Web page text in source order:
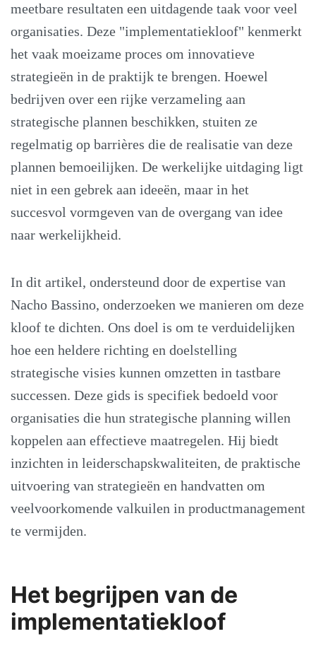
meetbare resultaten een uitdagende taak voor veel
organisaties. Deze "implementatiekloof" kenmerkt
het vaak moeizame proces om innovatieve
strategieën in de praktijk te brengen. Hoewel
bedrijven over een rijke verzameling aan
strategische plannen beschikken, stuiten ze
regelmatig op barrières die de realisatie van deze
plannen bemoeilijken. De werkelijke uitdaging ligt
niet in een gebrek aan ideeën, maar in het
succesvol vormgeven van de overgang van idee
naar werkelijkheid.
In dit artikel, ondersteund door de expertise van
Nacho Bassino, onderzoeken we manieren om deze
kloof te dichten. Ons doel is om te verduidelijken
hoe een heldere richting en doelstelling
strategische visies kunnen omzetten in tastbare
successen. Deze gids is specifiek bedoeld voor
organisaties die hun strategische planning willen
koppelen aan effectieve maatregelen. Hij biedt
inzichten in leiderschapskwaliteiten, de praktische
uitvoering van strategieën en handvatten om
veelvoorkomende valkuilen in productmanagement
te vermijden.
Het begrijpen van de
implementatiekloof